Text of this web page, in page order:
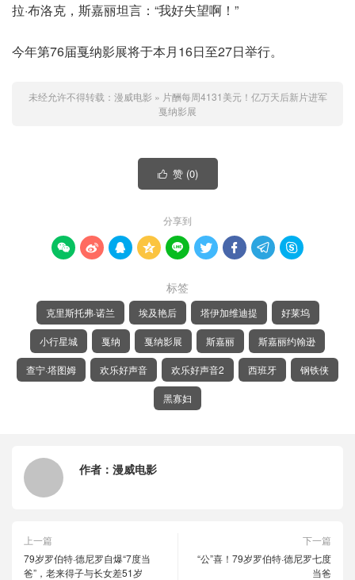
拉·布洛克，斯嘉丽坦言：“我好失望啊！”
今年第76届戛纳影展将于本月16日至27日举行。
未经允许不得转载： 漫威电影 » 片酬每周4131美元！亿万天后新片进军
戛纳影展
 赞 (0)
分享到
        
标签
克里斯托弗·诺兰 埃及艳后 塔伊加维迪提 好莱坞
小行星城 戛纳 戛纳影展 斯嘉丽 斯嘉丽约翰逊
查宁·塔图姆 欢乐好声音 欢乐好声音2 西班牙 钢铁侠
黑寡妇
作者： 漫威电影
上一篇
79岁罗伯特·德尼罗自爆“7度当
爸”，老来得子与长女差51岁
下一篇
“公”喜！79岁罗伯特·德尼罗七度
当爸